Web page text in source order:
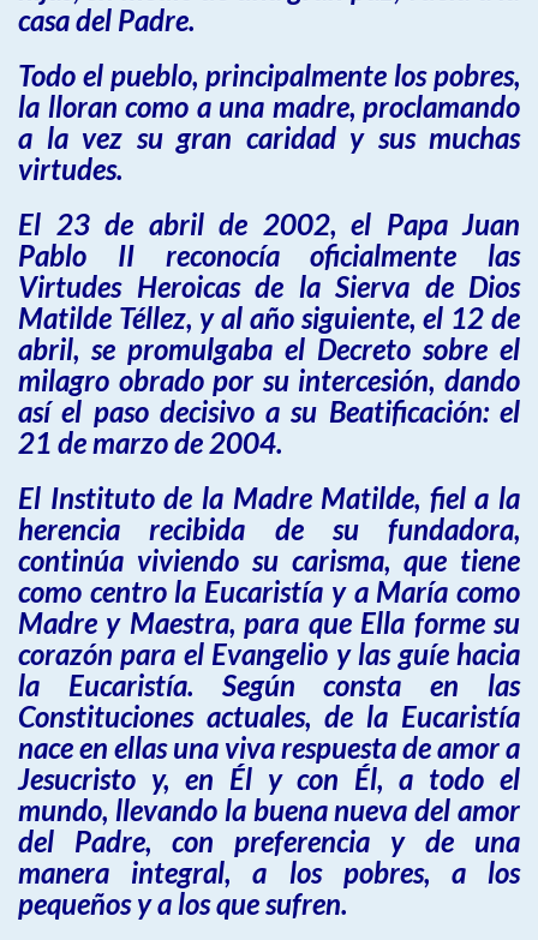
casa del Padre.
Todo el pueblo, principalmente los pobres,
la lloran como a una madre, proclamando
a la vez su gran caridad y sus muchas
virtudes.
El 23 de abril de 2002, el Papa Juan
Pablo II reconocía oficialmente las
Virtudes Heroicas de la Sierva de Dios
Matilde Téllez, y al año siguiente, el 12 de
abril, se promulgaba el Decreto sobre el
milagro obrado por su intercesión, dando
así el paso decisivo a su Beatificación: el
21 de marzo de 2004.
El Instituto de la Madre Matilde, fiel a la
herencia recibida de su fundadora,
continúa viviendo su carisma, que tiene
como centro la Eucaristía y a María como
Madre y Maestra, para que Ella forme su
corazón para el Evangelio y las guíe hacia
la Eucaristía. Según consta en las
Constituciones actuales, de la Eucaristía
nace en ellas una viva respuesta de amor a
Jesucristo y, en Él y con Él, a todo el
mundo, llevando la buena nueva del amor
del Padre, con preferencia y de una
manera integral, a los pobres, a los
pequeños y a los que sufren.